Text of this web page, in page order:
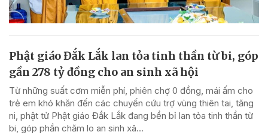
Phật giáo Đắk Lắk lan tỏa tinh thần từ bi, góp
gần 278 tỷ đồng cho an sinh xã hội
Từ những suất cơm miễn phí, phiên chợ 0 đồng, mái ấm cho
trẻ em khó khăn đến các chuyến cứu trợ vùng thiên tai, tăng
ni, phật tử Phật giáo Đắk Lắk đang bền bỉ lan tỏa tinh thần từ
bi, góp phần chăm lo an sinh xã...